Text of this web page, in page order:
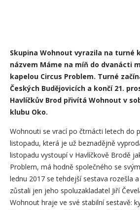
Skupina Wohnout vyrazila na turné
názvem Máme na míň do dvanácti
kapelou Circus Problem. Turné
Českých Budějovicích a končí 21.
Havlíčkův Brod přivítá Wohnout v
klubu Oko.
Wohnouti se vrací po čtrnácti letech do
listopadu, která je už beznadějně
listopadu vystoupí v Havlíčkově Brodě
Problem, má hodně společného se
lednu 2017 se tehdejší sestava rozešla
zůstali jen jeho spoluzakladatel Jiří
Wohnout hraje ve své stabilní sestavě: